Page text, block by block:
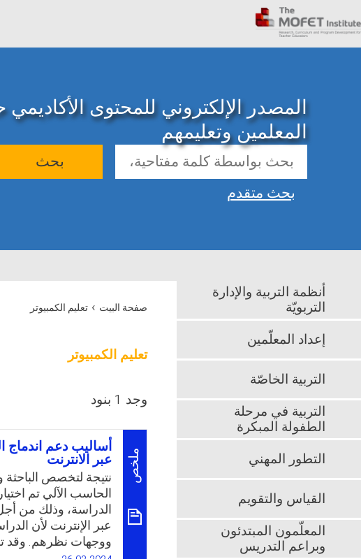
المصدر الإلكتروني للمحتوى
المعلمين وتعليمهم
بحث
بحث متقدم
صفحة البيت › تعليم الكمبيوتر
تعليم الكمبيوتر
وجد 1 بنود
ملخص
أساليب دعم اندماج
عبر الانترنت
نتيجة لتخصص الباحثة
الحاسب الآلي تم
الدراسة، وذلك من
عبر الإنترنت لأن
ووجهات نظرهم. وقد
أنظمة التربية والإدارة
التربويّة
إعداد المعلّمين
التربية الخاصّة
التربية في مرحلة
الطفولة المبكرة
التطور المهني
القياس والتقويم
المعلّمون المبتدئون
وبراعم التدريس